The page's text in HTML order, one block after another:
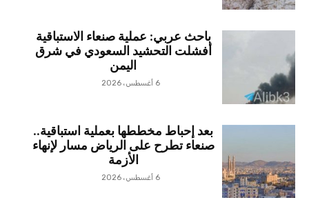
باحث عربي: عملية صنعاء الاستباقية
أفشلت التحشيد السعودي في شرق
اليمن
6 أغسطس، 2026
بعد إحباط مخططها بعملية استباقية..
صنعاء تطرح على الرياض مسار لإنهاء
الأزمة
6 أغسطس، 2026